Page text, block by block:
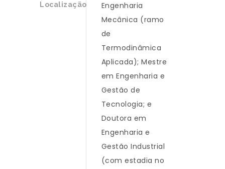
Localização
Engenharia
Mecânica (ramo
de
Termodinâmica
Aplicada); Mestre
em Engenharia e
Gestão de
Tecnologia; e
Doutora em
Engenharia e
Gestão Industrial
(com estadia no